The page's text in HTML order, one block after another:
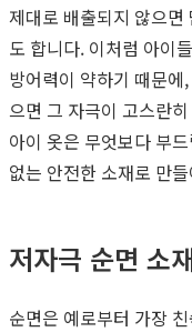
제대로 배출되지 않으면
도 합니다. 이처럼 아이
방어력이 약하기 때문
으면 그 자극이 고스란
아이 옷은 무엇보다 부
없는 안전한 소재로 만
저자극 순면 소
순면은 예로부터 가장